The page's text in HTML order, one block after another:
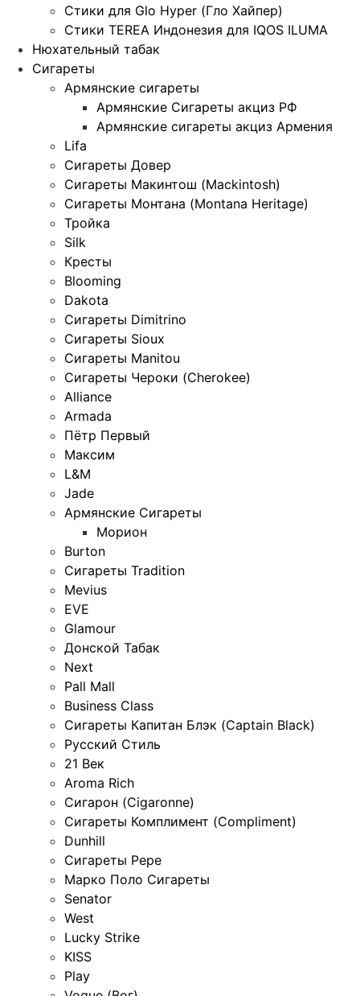
Стики для Glo Hyper (Гло Хайпер)
Стики TEREA Индонезия для IQOS ILUMA
Нюхательный табак
Сигареты
Армянские сигареты
Армянские Сигареты акциз РФ
Армянские сигареты акциз Армения
Lifa
Сигареты Довер
Сигареты Макинтош (Mackintosh)
Сигареты Монтана (Montana Heritage)
Тройка
Silk
Кресты
Blooming
Dakota
Сигареты Dimitrino
Сигареты Sioux
Сигареты Manitou
Сигареты Чероки (Cherokee)
Alliance
Armada
Пётр Первый
Максим
L&M
Jade
Армянские Сигареты
Морион
Burton
Сигареты Tradition
Mevius
EVE
Glamour
Донской Табак
Next
Pall Mall
Business Class
Сигареты Капитан Блэк (Captain Black)
Русский Стиль
21 Век
Aroma Rich
Сигарон (Cigaronne)
Сигареты Комплимент (Compliment)
Dunhill
Сигареты Pepe
Марко Поло Сигареты
Senator
West
Lucky Strike
KISS
Play